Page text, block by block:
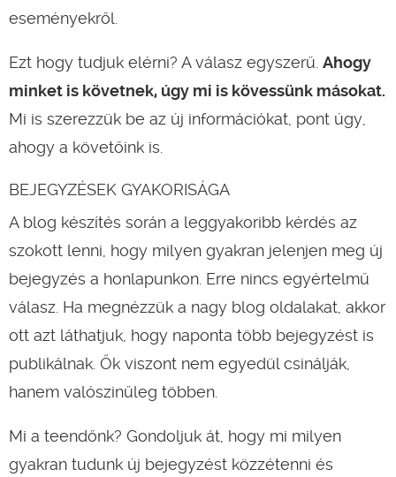
eseményekről.
Ezt hogy tudjuk elérni? A válasz egyszerű. Ahogy
minket is követnek, úgy mi is kövessünk másokat.
Mi is szerezzük be az új információkat, pont úgy,
ahogy a követőink is.
BEJEGYZÉSEK GYAKORISÁGA
A blog készítés során a leggyakoribb kérdés az
szokott lenni, hogy milyen gyakran jelenjen meg új
bejegyzés a honlapunkon. Erre nincs egyértelmű
válasz. Ha megnézzük a nagy blog oldalakat, akkor
ott azt láthatjuk, hogy naponta több bejegyzést is
publikálnak. Ők viszont nem egyedül csinálják,
hanem valószinűleg többen.
Mi a teendőnk? Gondoljuk át, hogy mi milyen
gyakran tudunk új bejegyzést közzétenni és